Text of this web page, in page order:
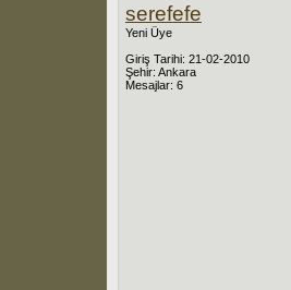
serefefe
Yeni Üye
Giriş Tarihi: 21-02-2010
Şehir: Ankara
Mesajlar: 6